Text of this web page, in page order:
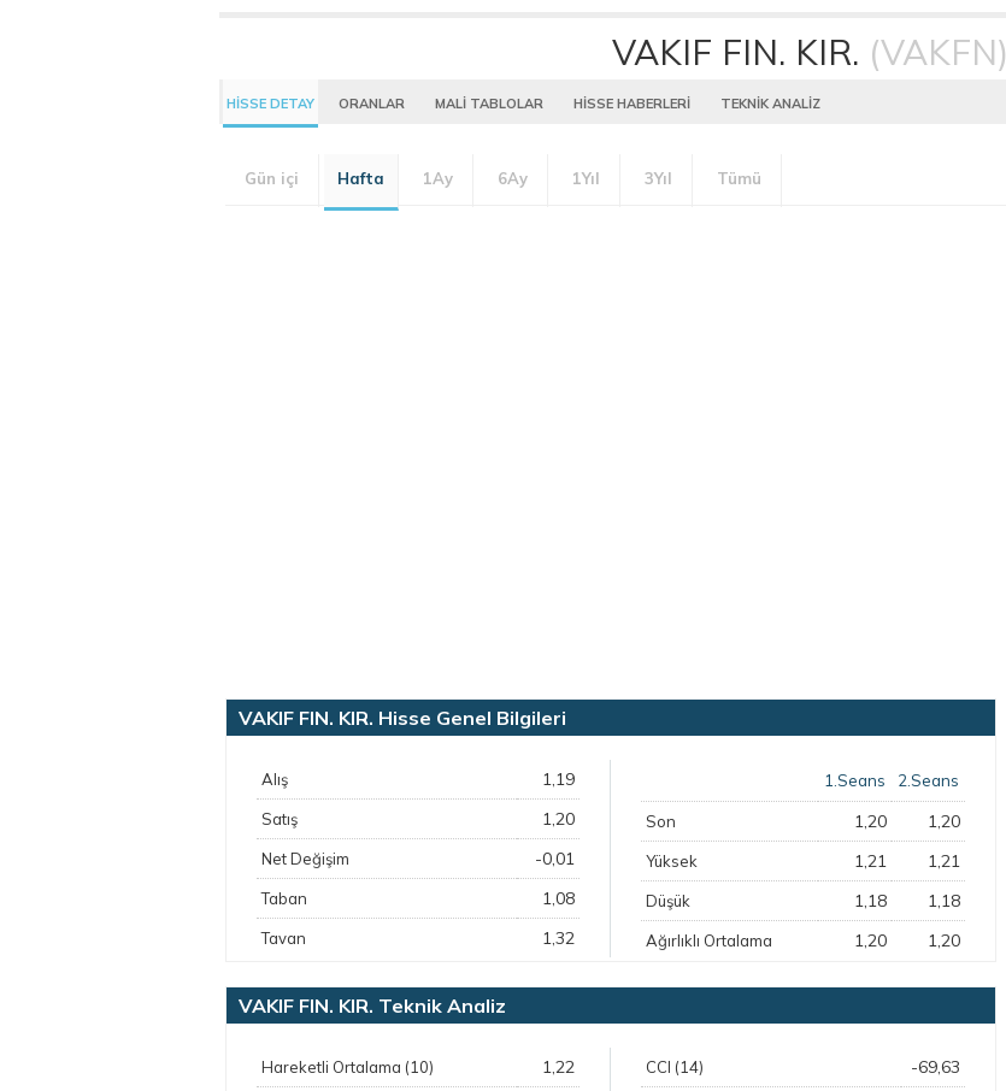
VAKIF FIN. KIR. (VAKFN)
HİSSE DETAY ORANLAR MALİ TABLOLAR HİSSE HABERLERİ TEKNİK ANALİZ
Gün içi Hafta 1Ay 6Ay 1Yıl 3Yıl Tümü
VAKIF FIN. KIR. Hisse Genel Bilgileri
Alış 1,19
Satış 1,20
Net Değişim -0,01
Taban 1,08
Tavan 1,32
1.Seans 2.Seans
Son 1,20 1,20
Yüksek 1,21 1,21
Düşük 1,18 1,18
Ağırlıklı Ortalama 1,20 1,20
VAKIF FIN. KIR. Teknik Analiz
Hareketli Ortalama (10) 1,22 CCI (14) -69,63